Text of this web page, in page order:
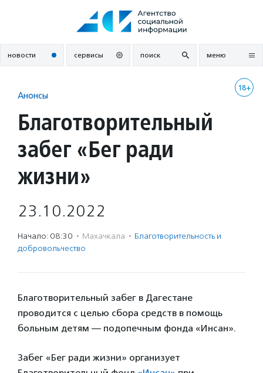
новости сервисы поиск меню
18+
Анонсы
Благотворительный
забег «Бег ради
жизни»
23.10.2022
Начало: 08:30 · Махачкала · Благотвори­тель­ность и
доброволь­чест­во
Благотворительный забег в Дагестане
проводится с целью сбора средств в помощь
больным детям — подопечным фонда «Инсан».
Забег «Бег ради жизни» организует